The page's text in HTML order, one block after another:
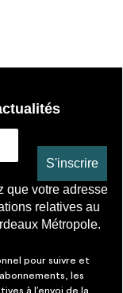
que votre adresse
relatives au
Métropole.
pour suivre et
les
à l’envoi de la